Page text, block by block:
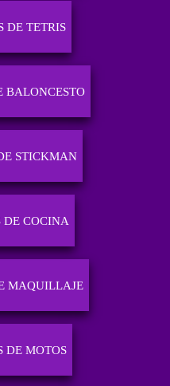
DE TETRIS
BALONCESTO
STICKMAN
DE COCINA
MAQUILLAJE
DE MOTOS